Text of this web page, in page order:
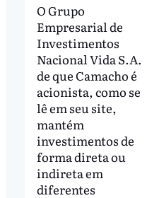
O Grupo
Empresarial de
Investimentos
Nacional Vida S.A.
de que Camacho é
acionista, como se
lê em seu site,
mantém
investimentos de
forma direta ou
indireta em
diferentes